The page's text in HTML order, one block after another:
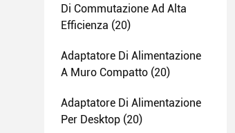
Di Commutazione Ad Alta
Efficienza (20)
Adaptatore Di Alimentazione
A Muro Compatto (20)
Adaptatore Di Alimentazione
Per Desktop (20)